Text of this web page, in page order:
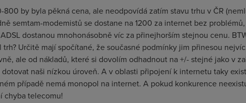
800 by byla pěkná cena, ale neodpovídá zatím stavu trhu v ČR
semtam-modemistů se dostane na 1200 za internet bez
dostanou mnohonásobně víc za přinejhorším stejnou cenu.
trh? Určitě mají spočítané, že současné podmínky jim přinesou
ale od nákladů, které si dovolím odhadnout na +/- stejné jako v
dotovat naši nízkou úroveň. A v oblasti připojení k internetu taky
případě nemá monopol na internet. A pokud konkurence
chyba telecomu!